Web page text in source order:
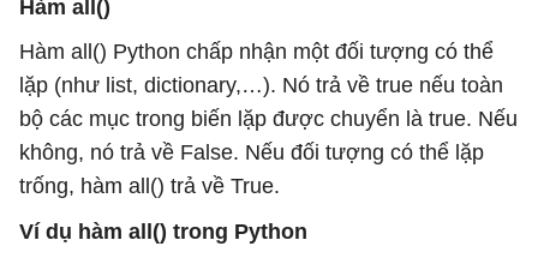
Hàm all()
Hàm all() Python chấp nhận một đối tượng có thể
lặp (như list, dictionary,…). Nó trả về true nếu toàn
bộ các mục trong biến lặp được chuyển là true. Nếu
không, nó trả về False. Nếu đối tượng có thể lặp
trống, hàm all() trả về True.
Ví dụ hàm all() trong Python